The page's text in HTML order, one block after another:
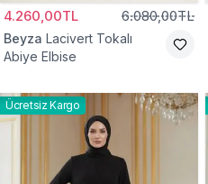
4.260,00TL 6.080,00TL
Beyza Lacivert Tokalı
Abiye Elbise
Ücretsiz Kargo